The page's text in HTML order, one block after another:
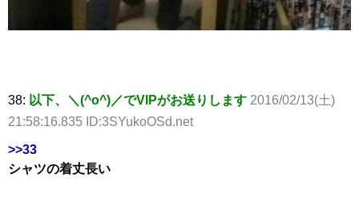
38: 以下、＼(^o^)／でVIPがお送りします 2016/02/13(土)
21:58:16.835 ID:3SYukoOSd.net
>>33
シャツの着丈長い